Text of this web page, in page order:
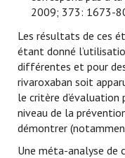
2009; 373: 1673-
Les résultats de ces
étant donné
différentes et pour
rivaroxaban soit
le critère d’évaluation
niveau de la
démontrer
Une méta-analyse de